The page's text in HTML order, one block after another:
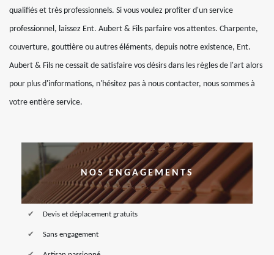
qualifiés et très professionnels. Si vous voulez profiter d'un service
professionnel, laissez Ent. Aubert & Fils parfaire vos attentes. Charpente,
couverture, gouttière ou autres éléments, depuis notre existence, Ent.
Aubert & Fils ne cessait de satisfaire vos désirs dans les règles de l'art alors
pour plus d'informations, n'hésitez pas à nous contacter, nous sommes à
votre entière service.
NOS ENGAGEMENTS
Devis et déplacement gratuits
Sans engagement